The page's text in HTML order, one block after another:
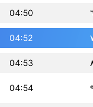
04:50
04:52
04:53
04:54